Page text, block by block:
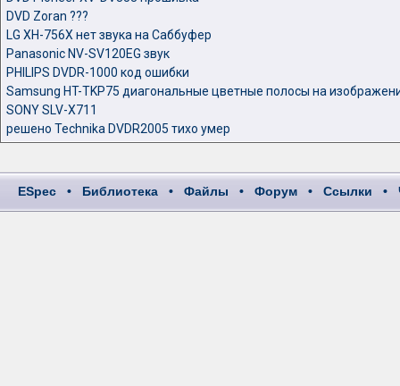
DVD Zoran ???
LG XH-756X нет звука на Саббуфер
Panasonic NV-SV120EG звук
PHILIPS DVDR-1000 код ошибки
Samsung HT-TKP75 диагональные цветные полосы на
SONY SLV-X711
решено Technika DVDR2005 тихо умер
ESpec • Библиотека • Файлы • Форум • Ссылки •